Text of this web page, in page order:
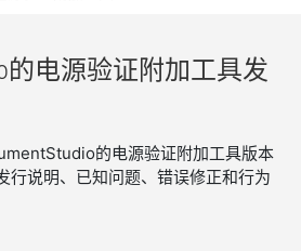
的电源验证附加工具发
的电源验证附加工具版本
行说明、已知问题、错误修正和行为